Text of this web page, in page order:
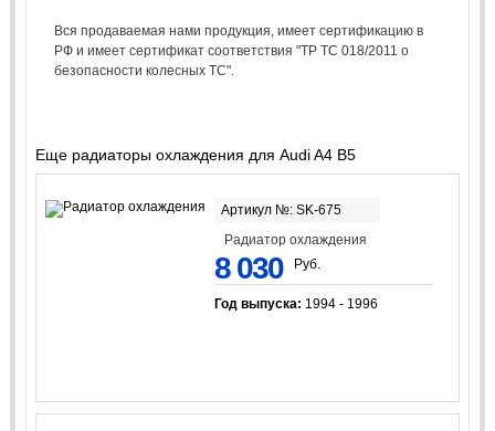
Вся продаваемая нами продукция, имеет сертификацию в
РФ и имеет сертификат соответствия "ТР ТС 018/2011 о
безопасности колесных ТС".
Еще радиаторы охлаждения для Audi A4 B5
Артикул №: SK-675
Радиатор охлаждения
8 030 Руб.
Год выпуска: 1994 - 1996